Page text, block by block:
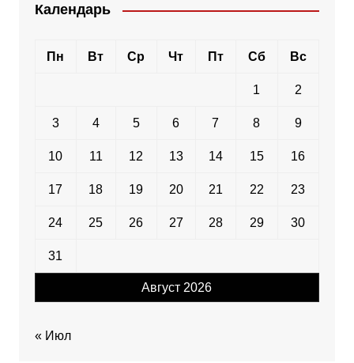
Календарь
Август 2026
Пн Вт Ср Чт Пт Сб Вс
1 2
3 4 5 6 7 8 9
10 11 12 13 14 15 16
17 18 19 20 21 22 23
24 25 26 27 28 29 30
31
« Июл